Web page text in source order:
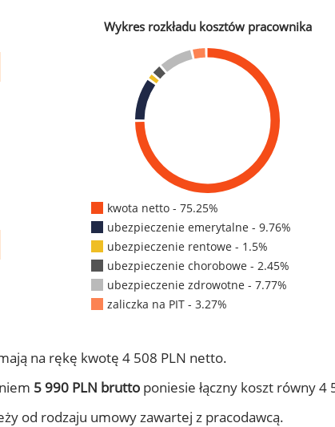
Wykres rozkładu kosztów pracownika
kwota netto - 75.25%
ubezpieczenie emerytalne - 9.76%
ubezpieczenie rentowe - 1.5%
ubezpieczenie chorobowe - 2.45%
ubezpieczenie zdrowotne - 7.77%
zaliczka na PIT - 3.27%
na rękę kwotę 4 508 PLN netto.
5 990 PLN brutto poniesie łączny koszt równy 4
od rodzaju umowy zawartej z pracodawcą.